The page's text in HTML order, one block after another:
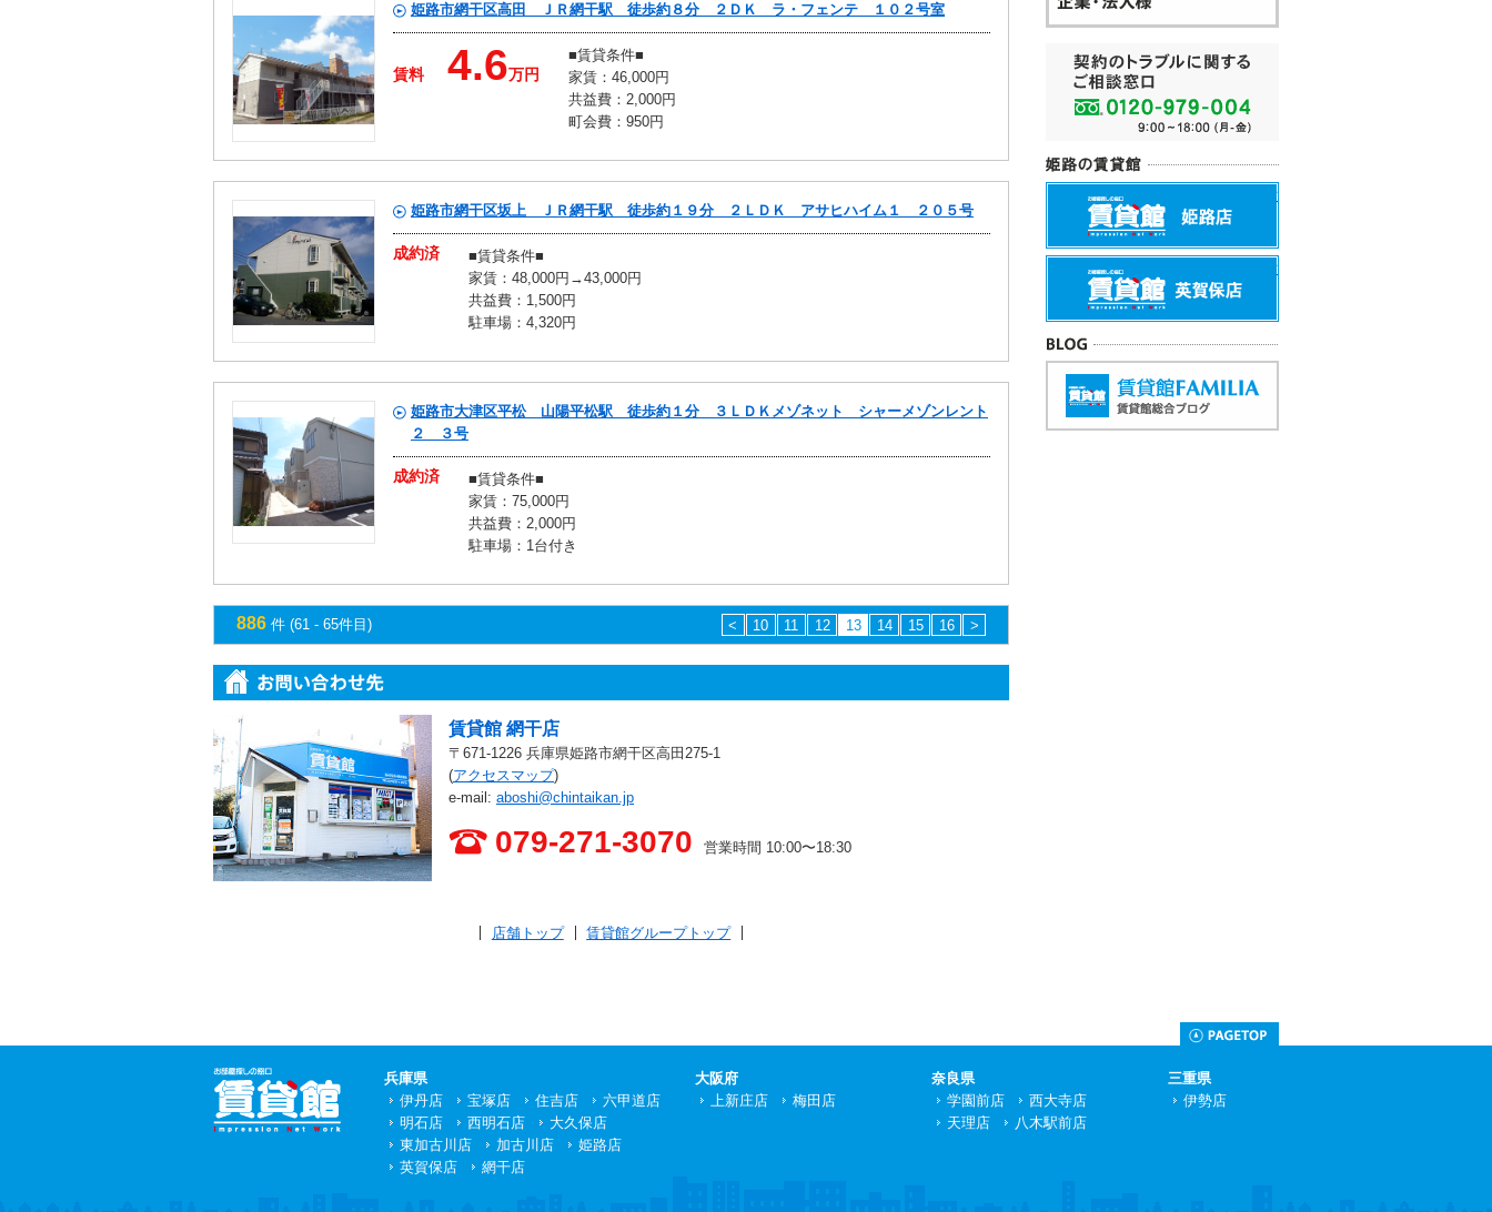
姫路市網干区高田 ＪＲ網干駅 徒歩約８分 ２ＤＫ ラ・フェンテ １０２号室
賃料 4.6万円
■賃貸条件■
家賃：46,000円
共益費：2,000円
町会費：950円
姫路市網干区坂上 ＪＲ網干駅 徒歩約１９分 ２ＬＤＫ アサヒハイム１ ２０５号
成約済
■賃貸条件■
家賃：48,000円→43,000円
共益費：1,500円
駐車場：4,320円
姫路市大津区平松 山陽平松駅 徒歩約１分 ３ＬＤＫメゾネット シャーメゾンレント
２ ３号
成約済
■賃貸条件■
家賃：75,000円
共益費：2,000円
駐車場：1台付き
886 件 (61 - 65件目) < 10 11 12 13 14 15 16 >
賃貸館 網干店
〒671-1226 兵庫県姫路市網干区高田275-1
(アクセスマップ)
e-mail: aboshi@chintaikan.jp
079-271-3070 営業時間 10:00〜18:30
店舗トップ 賃貸館グループトップ
賃貸館姫路店
賃貸館英賀保店
賃貸館 店舗一覧
兵庫県
伊丹店
宝塚店 住吉店
六甲道店
明石店
西明石店
大久保店
東加古川店
加古川店
姫路店
英賀保店
網干店
大阪府
上新庄店
梅田店
奈良県
学園前店
西大寺店
天理店
八木駅前店
三重県
伊勢店